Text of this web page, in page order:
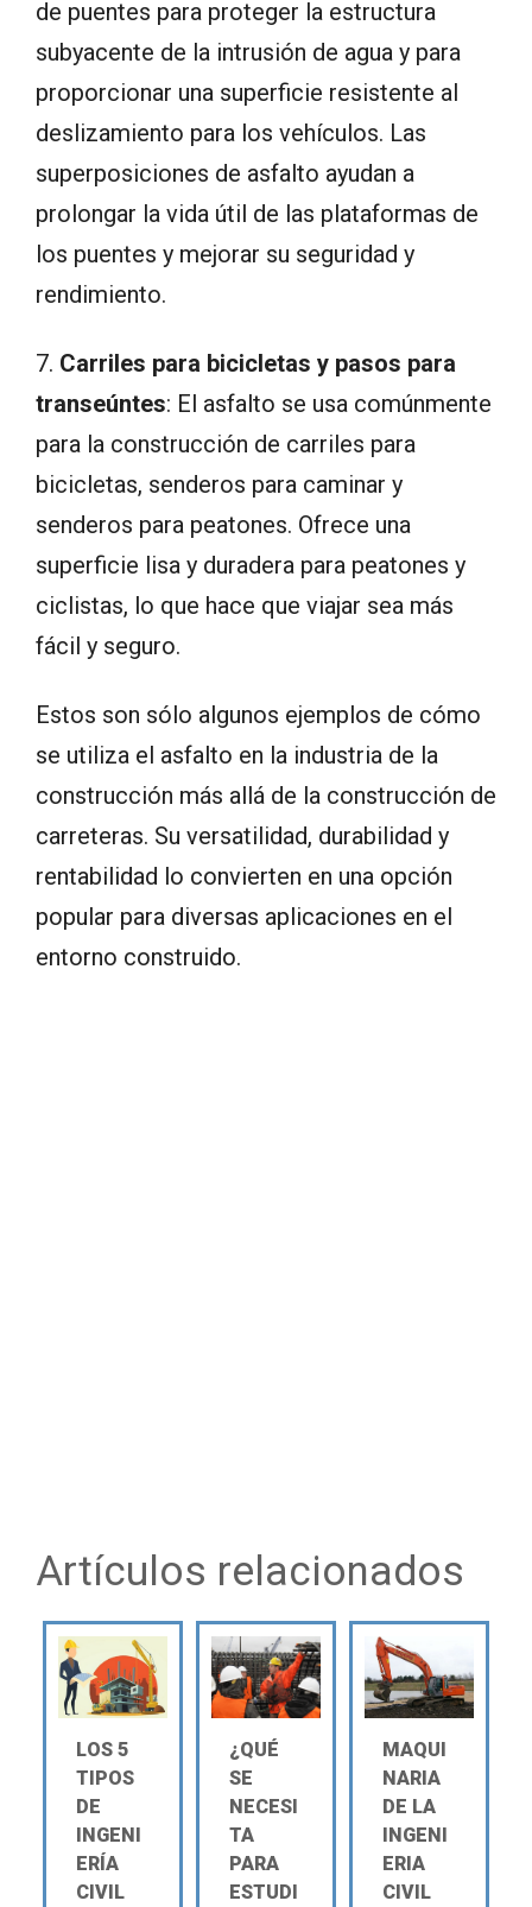
de puentes para proteger la estructura
subyacente de la intrusión de agua y para
proporcionar una superficie resistente al
deslizamiento para los vehículos. Las
superposiciones de asfalto ayudan a
prolongar la vida útil de las plataformas de
los puentes y mejorar su seguridad y
rendimiento.
7. Carriles para bicicletas y pasos para
transeúntes: El asfalto se usa comúnmente
para la construcción de carriles para
bicicletas, senderos para caminar y
senderos para peatones. Ofrece una
superficie lisa y duradera para peatones y
ciclistas, lo que hace que viajar sea más
fácil y seguro.
Estos son sólo algunos ejemplos de cómo
se utiliza el asfalto en la industria de la
construcción más allá de la construcción de
carreteras. Su versatilidad, durabilidad y
rentabilidad lo convierten en una opción
popular para diversas aplicaciones en el
entorno construido.
Artículos relacionados
LOS 5
TIPOS
DE
INGENI
ERÍA
CIVIL
¿QUÉ
SE
NECESI
TA
PARA
ESTUDI
MAQUI
NARIA
DE LA
INGENI
ERIA
CIVIL